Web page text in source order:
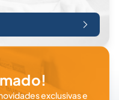
exclusivas e